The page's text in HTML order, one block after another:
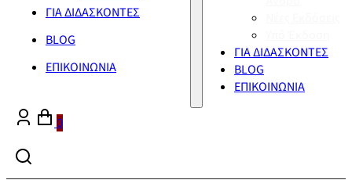
ΓΙΑ ΔΙΔΑΣΚΟΝΤΕΣ
BLOG
ΕΠΙΚΟΙΝΩΝΙΑ
ΓΙΑ ΔΙΔΑΣΚΟΝΤΕΣ
BLOG
ΕΠΙΚΟΙΝΩΝΙΑ
0